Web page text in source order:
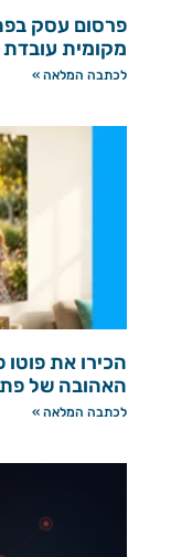
פרסום עסק
מקומית
לכתבה המלאה »
הכירו את
האהובה של
לכתבה המלאה »